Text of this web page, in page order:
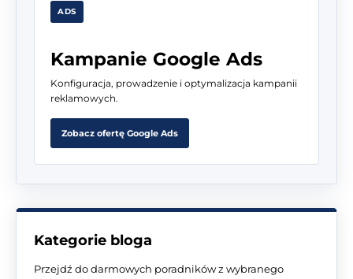
ADS
Kampanie Google Ads
Konfiguracja, prowadzenie i optymalizacja kampanii
reklamowych.
Zobacz ofertę Google Ads
Kategorie bloga
Przejdź do darmowych poradników z wybranego